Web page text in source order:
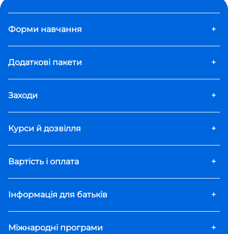
Форми навчання +
Додаткові пакети +
Заходи +
Курси й дозвілля +
Вартість і оплата +
Інформація для батьків +
Міжнародні програми +